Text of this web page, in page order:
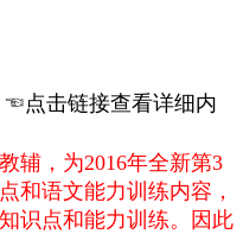
☜点击链接查看详细内
辅，为2016年全新第3
和语文能力训练内容，
识点和能力训练。因此